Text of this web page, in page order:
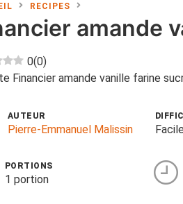
RECIPES
amande
0(0)
Financier amande vanille farine
AUTEUR
Pierre-Emmanuel Malissin Facile
PORTIONS
1 portion